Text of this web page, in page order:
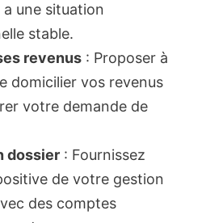
une situation
stable.
revenus : Proposer à
domicilier vos revenus
votre demande de
dossier : Fournissez
de votre gestion
des comptes